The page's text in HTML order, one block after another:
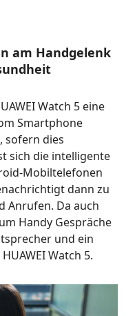
am Handgelenk
Watch 5 eine
Smartphone
sofern dies
sich die intelligente
Mobiltelefonen
dann zu
Anrufen. Da auch
Handy Gespräche
und ein
Watch 5.